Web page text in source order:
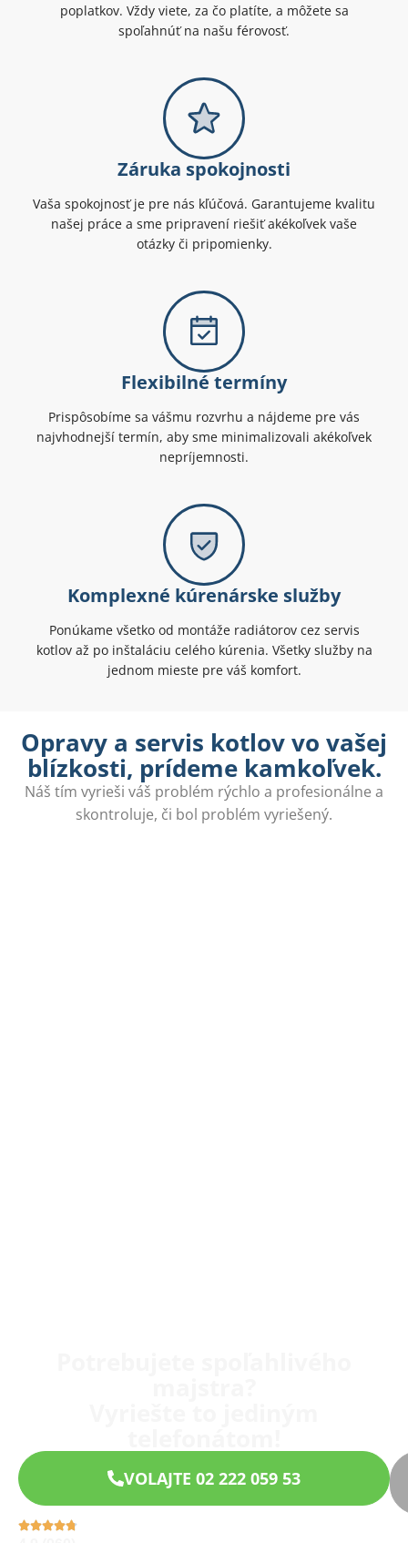
poplatkov. Vždy viete, za čo platíte, a môžete sa
spoľahnúť na našu férovosť.
Záruka spokojnosti
Vaša spokojnosť je pre nás kľúčová. Garantujeme kvalitu
našej práce a sme pripravení riešiť akékoľvek vaše
otázky či pripomienky.
Flexibilné termíny
Prispôsobíme sa vášmu rozvrhu a nájdeme pre vás
najvhodnejší termín, aby sme minimalizovali akékoľvek
nepríjemnosti.
Komplexné kúrenárske služby
Ponúkame všetko od montáže radiátorov cez servis
kotlov až po inštaláciu celého kúrenia. Všetky služby na
jednom mieste pre váš komfort.
Opravy a servis kotlov vo vašej
blízkosti, prídeme kamkoľvek.
Náš tím vyrieši váš problém rýchlo a profesionálne a
skontroluje, či bol problém vyriešený.
VOLAJTE 02 222 059 53